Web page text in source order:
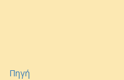
Πηγή